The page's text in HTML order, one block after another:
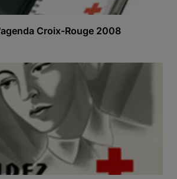
Croix-Rouge 2008